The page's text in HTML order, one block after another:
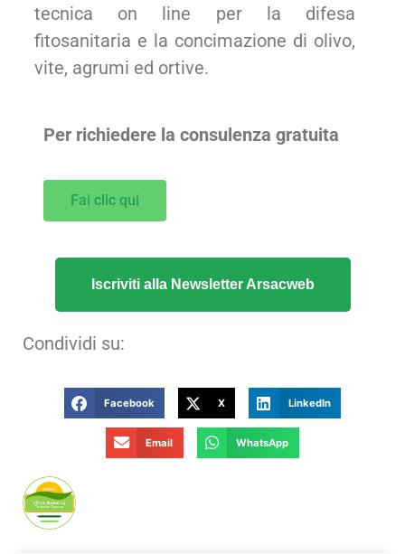
tecnica on line per la difesa
fitosanitaria e la concimazione di olivo,
vite, agrumi ed ortive.
Per richiedere la consulenza gratuita
Fai clic qui
Iscriviti alla Newsletter Arsacweb
Condividi su:
Facebook X LinkedIn
Email WhatsApp